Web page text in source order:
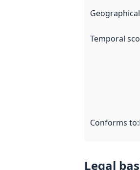
Temporal
Conforms to:
Legal